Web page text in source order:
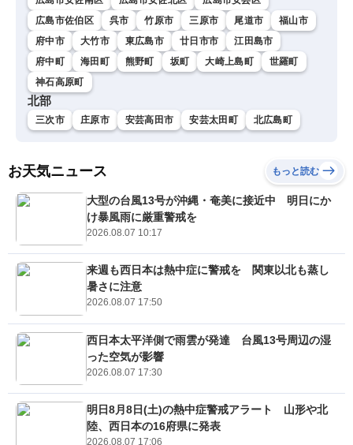
広島市佐伯区
呉市 竹原市 三原市 尾道市
福山市
府中市
大竹市 東広島市 廿日市市
江田島市
府中町
海田町 熊野町 坂町 大崎上島町
世羅町
神石高原町
北部
三次市 庄原市 安芸高田市 安芸太田町 北広島町
お天気ニュース もっと読む
大型の台風13号が沖縄・奄美に接近中 明日にか
け暴風雨に厳重警戒を
2026.08.07 10:17
来週も西日本は熱中症に警戒を 関東以北も蒸し
暑さに注意
2026.08.07 17:50
西日本太平洋側で雨雲が発達 台風13号周辺の湿
った空気が影響
2026.08.07 17:30
明日8月8日(土)の熱中症警戒アラート 山形や北
陸、西日本の16府県に発表
2026.08.07 17:06